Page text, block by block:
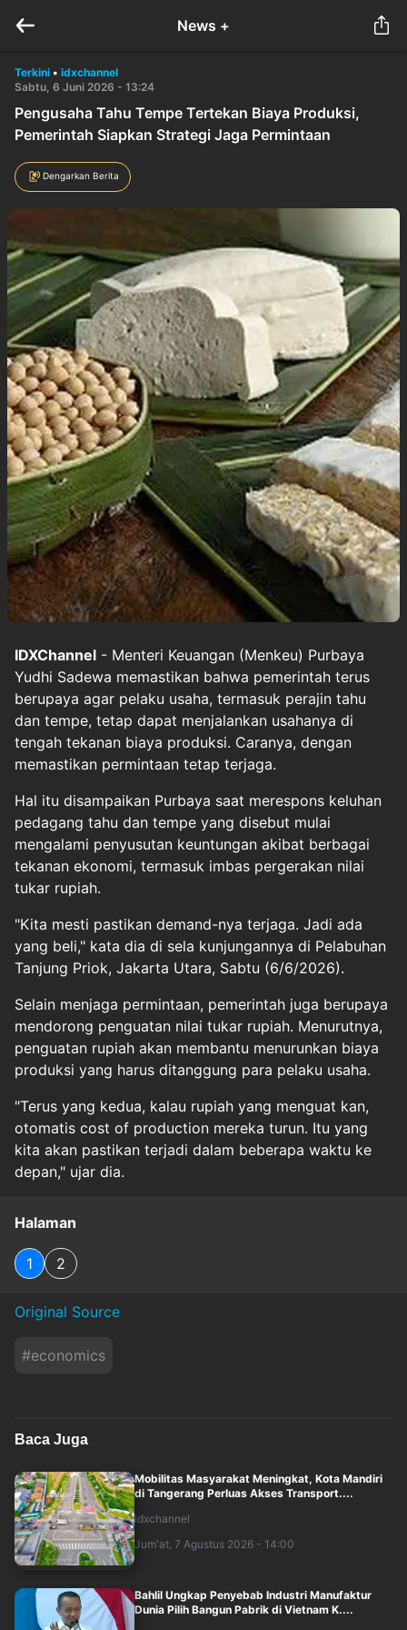
News +
Terkini • idxchannel
Sabtu, 6 Juni 2026 - 13:24
Pengusaha Tahu Tempe Tertekan Biaya Produksi,
Pemerintah Siapkan Strategi Jaga Permintaan
Dengarkan Berita
IDXChannel - Menteri Keuangan (Menkeu) Purbaya
Yudhi Sadewa memastikan bahwa pemerintah terus
berupaya agar pelaku usaha, termasuk perajin tahu
dan tempe, tetap dapat menjalankan usahanya di
tengah tekanan biaya produksi. Caranya, dengan
memastikan permintaan tetap terjaga.
Hal itu disampaikan Purbaya saat merespons keluhan
pedagang tahu dan tempe yang disebut mulai
mengalami penyusutan keuntungan akibat berbagai
tekanan ekonomi, termasuk imbas pergerakan nilai
tukar rupiah.
"Kita mesti pastikan demand-nya terjaga. Jadi ada
yang beli," kata dia di sela kunjungannya di Pelabuhan
Tanjung Priok, Jakarta Utara, Sabtu (6/6/2026).
Selain menjaga permintaan, pemerintah juga berupaya
mendorong penguatan nilai tukar rupiah. Menurutnya,
penguatan rupiah akan membantu menurunkan biaya
produksi yang harus ditanggung para pelaku usaha.
"Terus yang kedua, kalau rupiah yang menguat kan,
otomatis cost of production mereka turun. Itu yang
kita akan pastikan terjadi dalam beberapa waktu ke
depan," ujar dia.
Halaman
1 2
Original Source
#economics
Baca Juga
Mobilitas Masyarakat Meningkat, Kota Mandiri
di Tangerang Perluas Akses Transport....
idxchannel
Jum'at, 7 Agustus 2026 - 14:00
Bahlil Ungkap Penyebab Industri Manufaktur
Dunia Pilih Bangun Pabrik di Vietnam K....